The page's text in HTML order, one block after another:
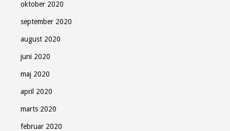
oktober 2020
september 2020
august 2020
juni 2020
maj 2020
april 2020
marts 2020
februar 2020